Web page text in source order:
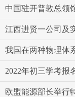
中国驻开普敦总领
江西进贤一公司及
我国在两种物理体
2022年初三学考报
欧盟能源部长举行